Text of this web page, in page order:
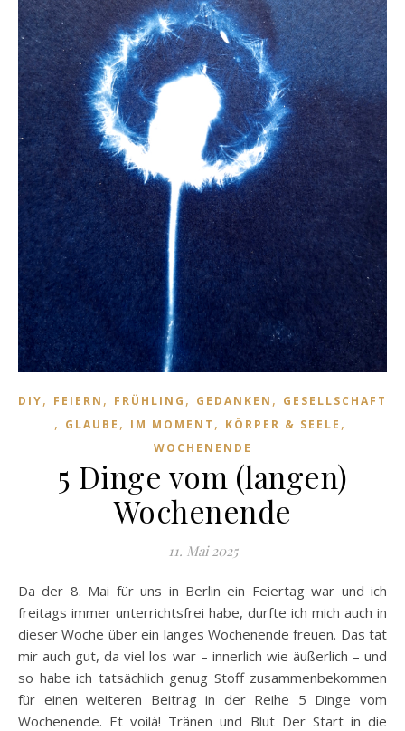
DIY, FEIERN , FRÜHLING , GEDANKEN , GESELLSCHAFT
, GLAUBE , IM MOMENT , KÖRPER & SEELE ,
WOCHENENDE
5 Dinge vom (langen)
Wochenende
11. Mai 2025
Da der 8. Mai für uns in Berlin ein Feiertag war und ich
freitags immer unterrichtsfrei habe, durfte ich mich auch in
dieser Woche über ein langes Wochenende freuen. Das tat
mir auch gut, da viel los war – innerlich wie äußerlich – und
so habe ich tatsächlich genug Stoff zusammenbekommen
für einen weiteren Beitrag in der Reihe 5 Dinge vom
Wochenende. Et voilà! Tränen und Blut Der Start in die